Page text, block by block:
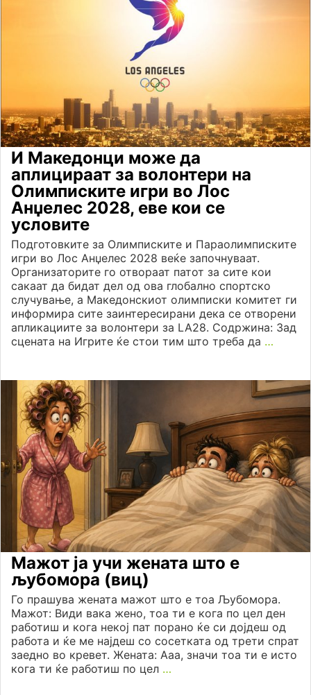
И Македонци може да
аплицираат за волонтери на
Олимписките игри во Лос
Анџелес 2028, еве кои се
условите
Подготовките за Олимписките и Параолимписките
игри во Лос Анџелес 2028 веќе започнуваат.
Организаторите го отвораат патот за сите кои
сакаат да бидат дел од ова глобално спортско
случување, а Македонскиот олимписки комитет ги
информира сите заинтересирани дека се отворени
апликациите за волонтери за LA28. Содржина: Зад
сцената на Игрите ќе стои тим што треба да …
Мажот ја учи жената што е
љубомора (виц)
Го прашува жената мажот што е тоа Љубомора.
Мажот: Види вака жено, тоа ти е кога по цел ден
работиш и кога некој пат порано ќе си дојдеш од
работа и ќе ме најдеш со сосетката од трети спрат
заедно во кревет. Жената: Ааа, значи тоа ти е исто
кога ти ќе работиш по цел …